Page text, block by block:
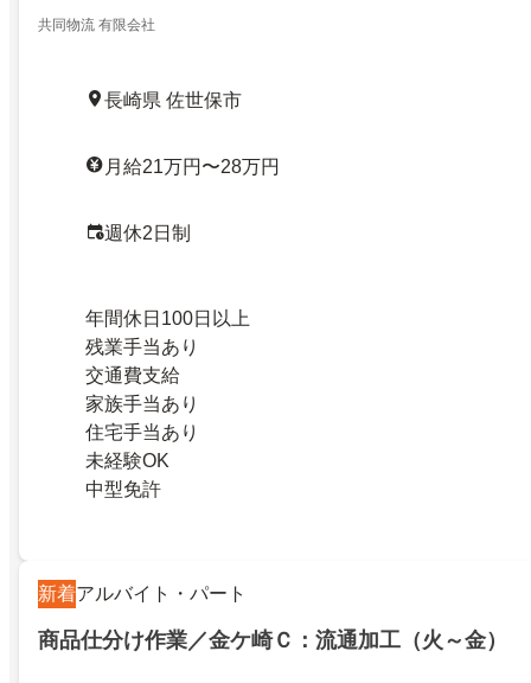
共同物流 有限会社
長崎県 佐世保市
月給21万円〜28万円
週休2日制
年間休日100日以上
残業手当あり
交通費支給
家族手当あり
住宅手当あり
未経験OK
中型免許
新着アルバイト・パート
商品仕分け作業／金ケ崎Ｃ：流通加工（火～金）